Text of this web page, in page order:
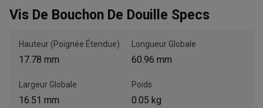
Appelez maintenant
Envoyez un message au concessionnaire
Écrivez-nous
Veuillez mettre à jour le code postal 'Livrer à' dans le volet de
Vis De Bouchon De Douille Specs
Hauteur (Poignée Étendue)
17.78 mm
Longueur Globale
60.96 mm
Largeur Globale
16.51 mm
Poids
0.05 kg